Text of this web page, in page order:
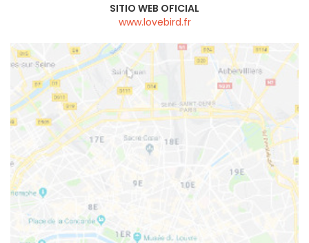
SITIO WEB OFICIAL
www.lovebird.fr